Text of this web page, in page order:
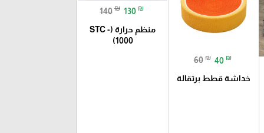
60 ₪ 40 ₪
خداشة قطط برتقالة
140 ₪ 130 ₪
منظم حرارة (STC -
1000)